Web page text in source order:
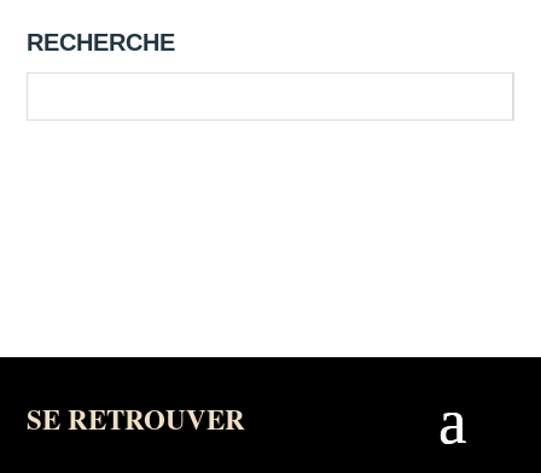
RECHERCHE
SE RETROUVER